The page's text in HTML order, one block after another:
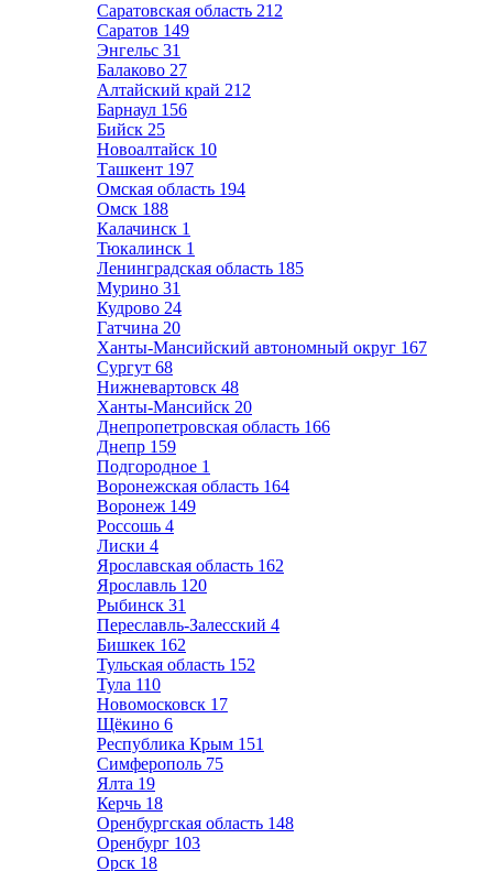
Саратовская область 212
Саратов 149
Энгельс 31
Балаково 27
Алтайский край 212
Барнаул 156
Бийск 25
Новоалтайск 10
Ташкент 197
Омская область 194
Омск 188
Калачинск 1
Тюкалинск 1
Ленинградская область 185
Мурино 31
Кудрово 24
Гатчина 20
Ханты-Мансийский автономный округ 167
Сургут 68
Нижневартовск 48
Ханты-Мансийск 20
Днепропетровская область 166
Днепр 159
Подгородное 1
Воронежская область 164
Воронеж 149
Россошь 4
Лиски 4
Ярославская область 162
Ярославль 120
Рыбинск 31
Переславль-Залесский 4
Бишкек 162
Тульская область 152
Тула 110
Новомосковск 17
Щёкино 6
Республика Крым 151
Симферополь 75
Ялта 19
Керчь 18
Оренбургская область 148
Оренбург 103
Орск 18